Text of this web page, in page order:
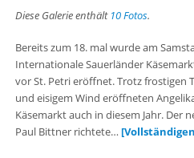
Diese Galerie enthält 10 Fotos.
Bereits zum 18. mal wurde am
Internationale Sauerländer
vor St. Petri eröffnet. Trotz frostigen
und eisigem Wind eröffneten
Käsemarkt auch in diesem Jahr. Der
Paul Bittner richtete…